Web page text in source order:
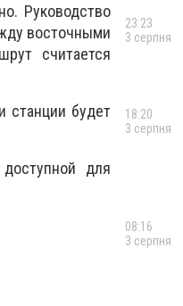
Руководство
восточными
считается
станции будет
для
23:23
3 серпня
18:20
3 серпня
08:16
3 серпня